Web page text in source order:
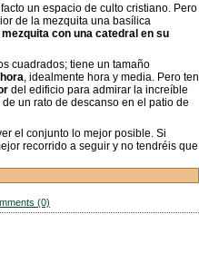
un espacio de culto cristiano. Pero
de la mezquita una basílica
mezquita con una catedral en su
cuadrados; tiene un tamaño
, idealmente hora y media. Pero ten
del edificio para admirar la increíble
un rato de descanso en el patio de
el conjunto lo mejor posible. Si
recorrido a seguir y no tendréis que
(0)